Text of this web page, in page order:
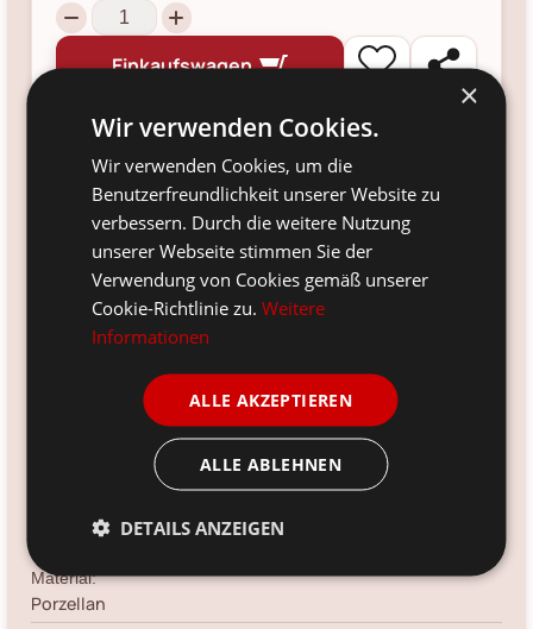
Einkaufswagen
inkl. MwSt, zzgl. Versandkosten , 14 Tage
Verfügbarkeit:
noch 4 Stück sofort verfügbar. *
Kalenderwoche 40.
9-20 cm, Ø 9-12 cm
Material:
Porzellan
×
Wir verwenden Cookies.
Wir verwenden Cookies, um die
Benutzerfreundlichkeit unserer Website zu
verbessern. Durch die weitere Nutzung
unserer Webseite stimmen Sie der
Verwendung von Cookies gemäß unserer
Cookie-Richtlinie zu.Weitere
Informationen
ALLE AKZEPTIEREN
ALLE ABLEHNEN
DETAILS ANZEIGEN